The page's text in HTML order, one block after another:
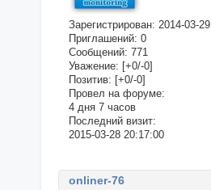
Зарегистрирован: 2014-03-29
Приглашений: 0
Сообщений: 771
Уважение: [+0/-0]
Позитив: [+0/-0]
Провел на форуме:
4 дня 7 часов
Последний визит:
2015-03-28 20:17:00
onliner-76